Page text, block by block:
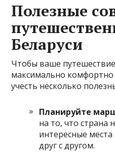
Полезные
Беларуси
Чтобы ваше
максимально комфортно
учесть несколько
Планируйте
на то, что страна
интересные
друг с другом.